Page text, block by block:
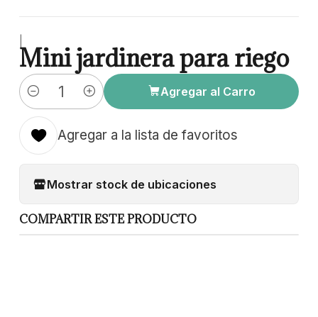
Mini jardinera para riego
Cantidad
Agregar al Carro
Agregar a la lista de favoritos
Mostrar stock de ubicaciones
COMPARTIR ESTE PRODUCTO